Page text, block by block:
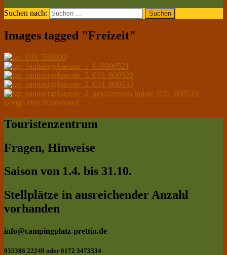
Suchen nach:
Images tagged "Freizeit"
[Zeige eine Slideshow]
Touristenzentrum
Fragen, Hinweise
Saison von 1.4. bis 31.10.
Stellplätze in ausreichender Anzahl
vorhanden
info@campingplatz-prettin.de
035386 22249 oder 0172 3473334